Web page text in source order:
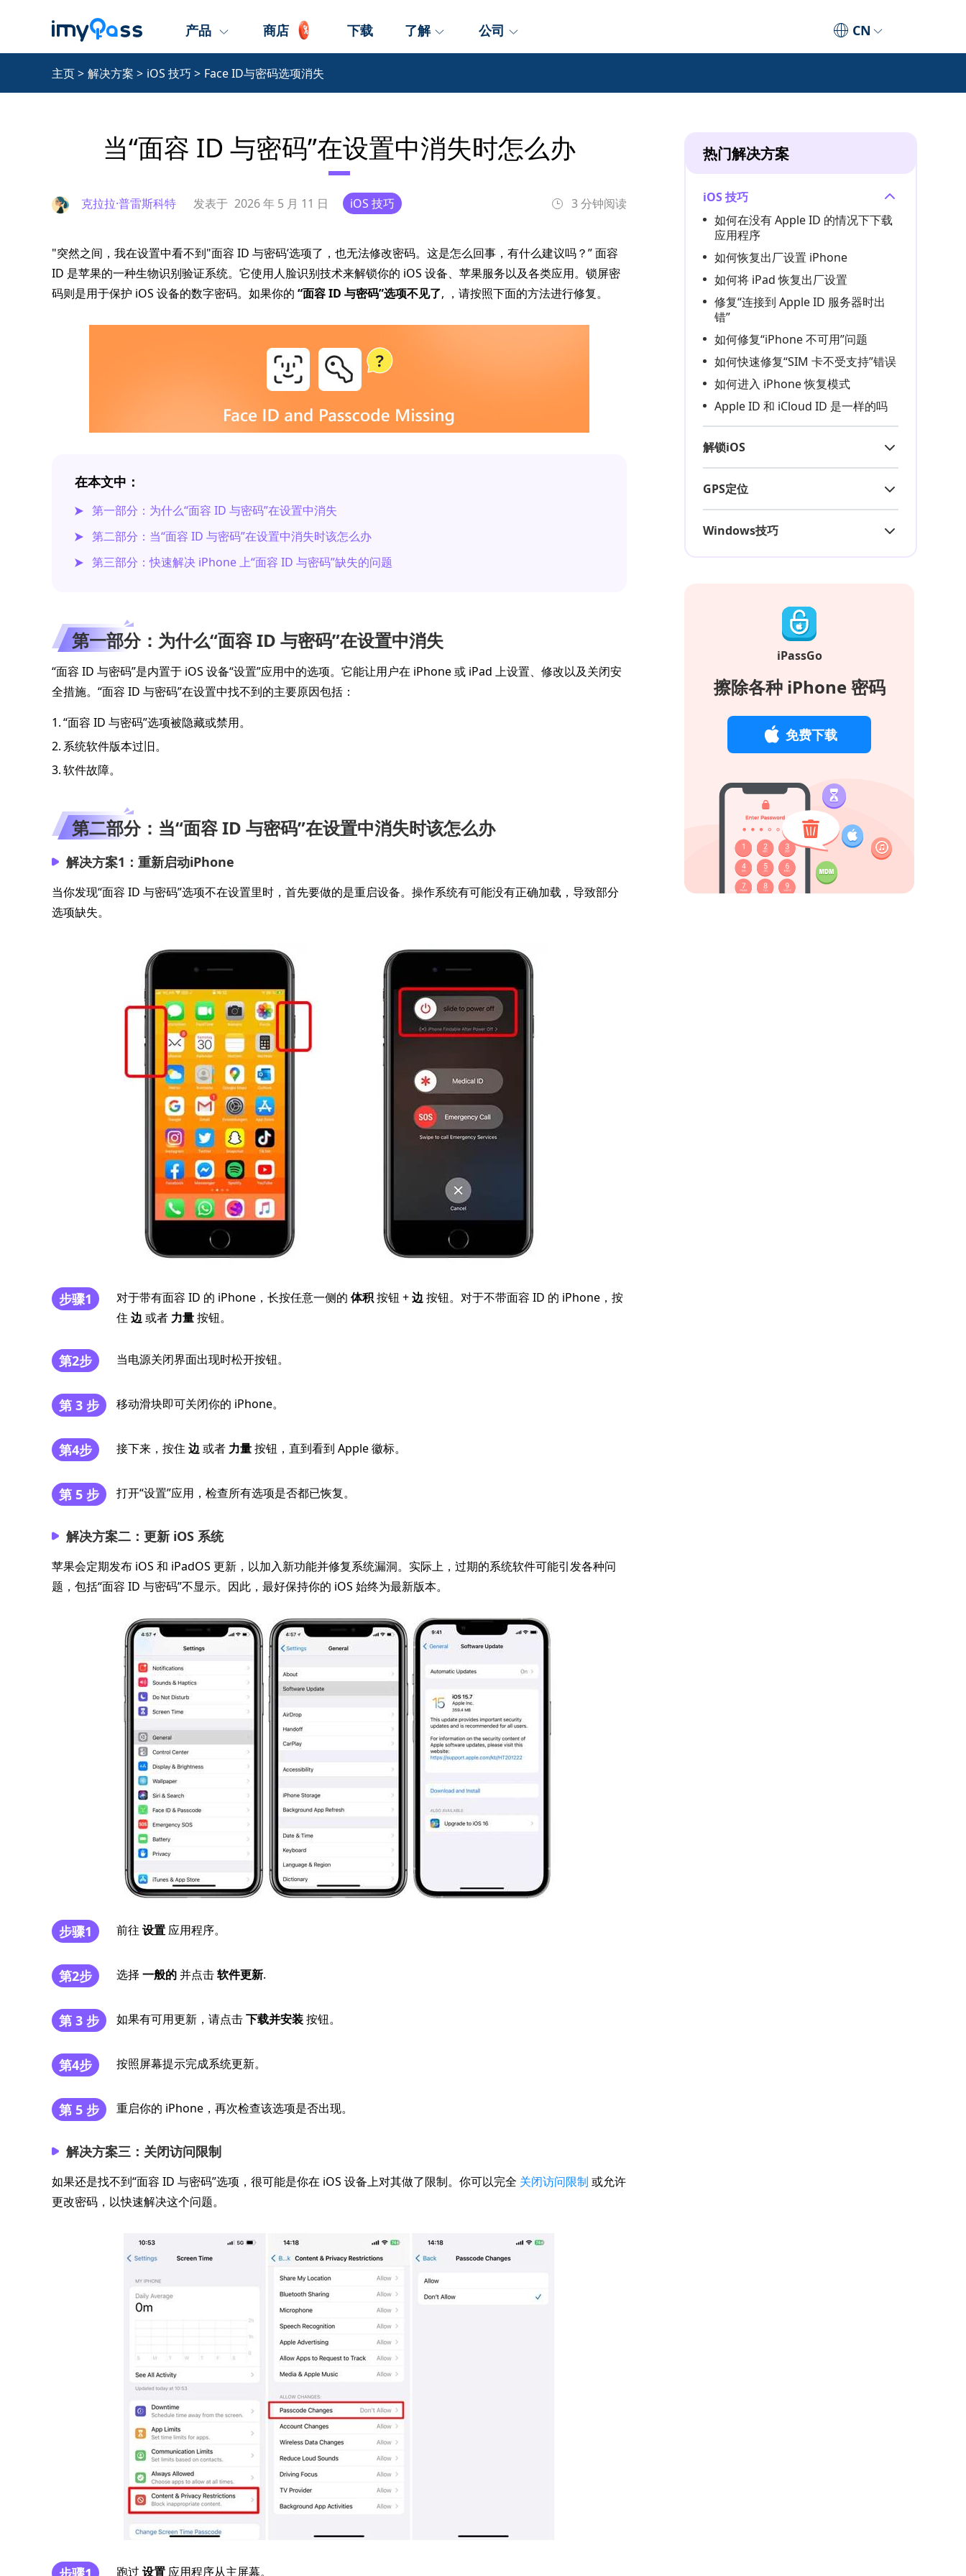
CN
产品 商店 下载 了解 公司
主页> 解决方案 > iOS 技巧 > Face ID与密码选项消失
当“面容 ID 与密码”在设置中消失时怎么办
克拉拉·普雷斯科特 发表于 2026 年 5 月 11 日 iOS 技巧 3 分钟阅读
"突然之间，我在设置中看不到"面容 ID 与密码’选项了，也无法修改密码。这是怎么回事，有什么建议吗？” 面容
ID 是苹果的一种生物识别验证系统。它使用人脸识别技术来解锁你的 iOS 设备、苹果服务以及各类应用。锁屏密
码则是用于保护 iOS 设备的数字密码。如果你的 “面容 ID 与密码”选项不见了, ，请按照下面的方法进行修复。
在本文中：
第一部分：为什么“面容 ID 与密码”在设置中消失
第二部分：当“面容 ID 与密码”在设置中消失时该怎么办
第三部分：快速解决 iPhone 上“面容 ID 与密码”缺失的问题
第一部分：为什么“面容 ID 与密码”在设置中消失
“面容 ID 与密码”是内置于 iOS 设备“设置”应用中的选项。它能让用户在 iPhone 或 iPad 上设置、修改以及关闭安
全措施。“面容 ID 与密码”在设置中找不到的主要原因包括：
1.“面容 ID 与密码”选项被隐藏或禁用。
2. 系统软件版本过旧。
3.软件故障。
第二部分：当“面容 ID 与密码”在设置中消失时该怎么办
解决方案1：重新启动iPhone
当你发现“面容 ID 与密码”选项不在设置里时，首先要做的是重启设备。操作系统有可能没有正确加载，导致部分
选项缺失。
步骤1 对于带有面容 ID 的 iPhone，长按任意一侧的 体积按钮 +边 按钮。对于不带面容 ID 的 iPhone，按
住 边 或者 力量按钮。
第2步 当电源关闭界面出现时松开按钮。
第 3 步 移动滑块即可关闭你的 iPhone。
第4步 接下来，按住 边 或者 力量按钮，直到看到 Apple 徽标。
第 5 步 打开“设置”应用，检查所有选项是否都已恢复。
解决方案二：更新 iOS 系统
苹果会定期发布 iOS 和 iPadOS 更新，以加入新功能并修复系统漏洞。实际上，过期的系统软件可能引发各种问
题，包括“面容 ID 与密码”不显示。因此，最好保持你的 iOS 始终为最新版本。
步骤1 前往 设置 应用程序。
第2步 选择 一般的并点击软件更新.
第 3 步 如果有可用更新，请点击下载并安装按钮。
第4步 按照屏幕提示完成系统更新。
第 5 步 重启你的 iPhone，再次检查该选项是否出现。
解决方案三：关闭访问限制
如果还是找不到“面容 ID 与密码”选项，很可能是你在 iOS 设备上对其做了限制。你可以完全 关闭访问限制 或允许
更改密码，以快速解决这个问题。
跑过 设置 应用程序从主屏幕。
热门解决方案
iOS 技巧
如何在没有 Apple ID 的情况下下载
应用程序
如何恢复出厂设置 iPhone
如何将 iPad 恢复出厂设置
修复“连接到 Apple ID 服务器时出
错”
如何修复“iPhone 不可用”问题
如何快速修复“SIM 卡不受支持”错误
如何进入 iPhone 恢复模式
Apple ID 和 iCloud ID 是一样的吗
解锁iOS
GPS定位
Windows技巧
iPassGo
擦除各种 iPhone 密码
免费下载